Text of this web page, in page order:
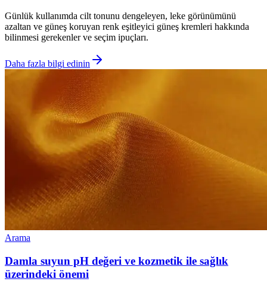
Günlük kullanımda cilt tonunu dengeleyen, leke görünümünü
azaltan ve güneş koruyan renk eşitleyici güneş kremleri hakkında
bilinmesi gerekenler ve seçim ipuçları.
Daha fazla bilgi edinin
Arama
Damla suyun pH değeri ve kozmetik ile sağlık
üzerindeki önemi